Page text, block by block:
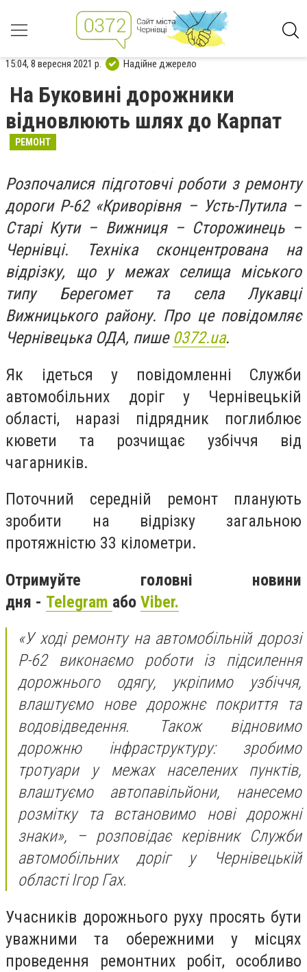
15:04, 8 вересня 2021 р. Надійне джерело
На Буковині дорожники
відновлюють шлях до Карпат
РЕМОНТ
Розпочалися підготовчі роботи з ремонту
дороги Р-62 «Криворівня – Усть-Путила –
Старі Кути – Вижниця – Сторожинець –
Чернівці. Техніка сконцентрована на
відрізку, що у межах селища міського
типу Берегомет та села Лукавці
Вижницького району. Про це повідомляє
Чернівецька ОДА, пише 0372.ua.
Як ідеться у повідомленні Служби
автомобільних доріг у Чернівецькій
області, наразі підрядник поглиблює
кювети та розчищає узбіччя від
чагарників.
Поточний середній ремонт планують
зробити на відрізку загальною
протяжністю 33 кілометри.
Отримуйте головні новини
дня - Telegram або Viber.
«У ході ремонту на автомобільній дорозі
Р-62 виконаємо роботи із підсилення
дорожнього одягу, укріпимо узбіччя,
влаштуємо нове дорожнє покриття та
водовідведення. Також відновимо
дорожню інфраструктуру: зробимо
тротуари у межах населених пунктів,
влаштуємо автопавільйони, нанесемо
розмітку та встановимо нові дорожні
знаки», – розповідає керівник Служби
автомобільних доріг у Чернівецькій
області Ігор Гах.
Учасників дорожнього руху просять бути
уважними та обережними у місцях
проведення ремонтних робіт, особливо